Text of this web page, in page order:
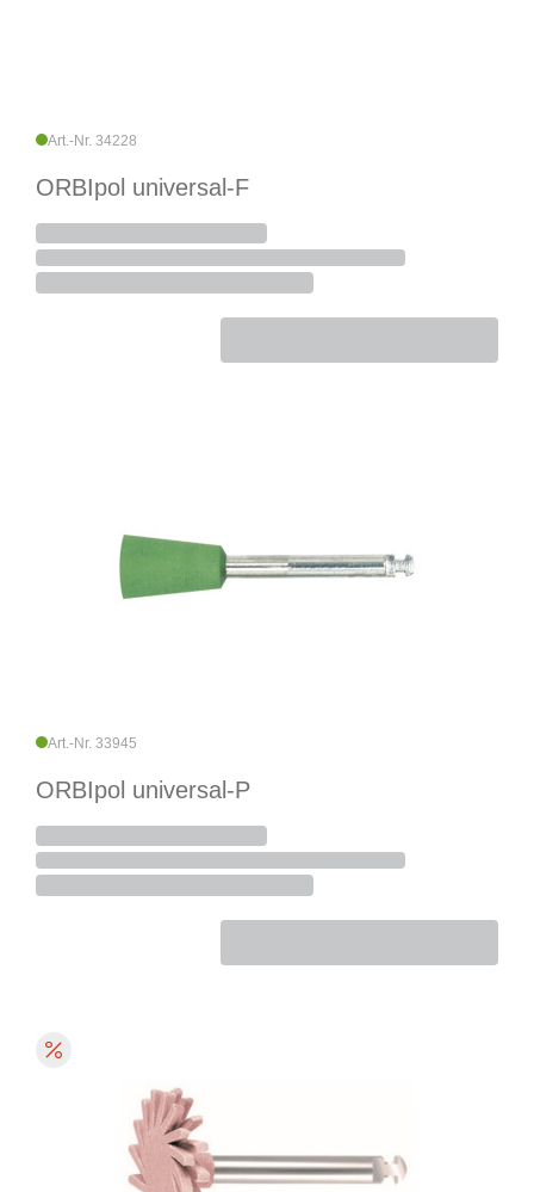
Art.-Nr. 34228
ORBIpol universal-F
Art.-Nr. 33945
ORBIpol universal-P